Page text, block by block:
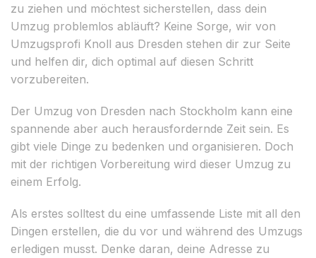
zu ziehen und möchtest sicherstellen, dass dein
Umzug problemlos abläuft? Keine Sorge, wir von
Umzugsprofi Knoll aus Dresden stehen dir zur Seite
und helfen dir, dich optimal auf diesen Schritt
vorzubereiten.
Der Umzug von Dresden nach Stockholm kann eine
spannende aber auch herausfordernde Zeit sein. Es
gibt viele Dinge zu bedenken und organisieren. Doch
mit der richtigen Vorbereitung wird dieser Umzug zu
einem Erfolg.
Als erstes solltest du eine umfassende Liste mit all den
Dingen erstellen, die du vor und während des Umzugs
erledigen musst. Denke daran, deine Adresse zu